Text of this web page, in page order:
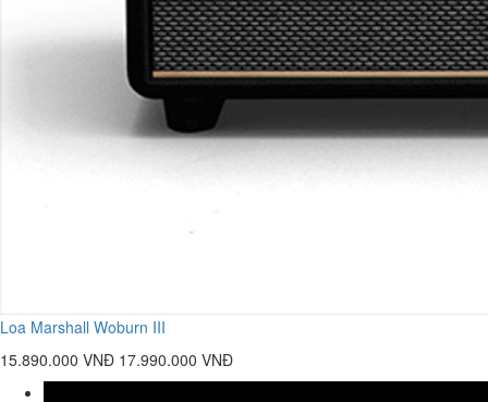
Loa Marshall Woburn III
15.890.000 VNĐ 17.990.000 VNĐ